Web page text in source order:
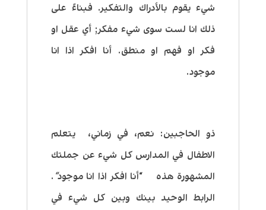
شيء يقوم بالأدراك والتفكير. فبناءً على
ذلك انا لست سوى شيء مفكر; أي عقل او
فكر او فهم او منطق. أنا افكر اذا انا
موجود.
ذو الحاجبين: نعم، في زماني، يتعلم
الاطفال في المدارس كل شيء عن جملتك
المشهورة هذه “أنا افكر اذا انا موجود“
.
الرابط الوحيد بينك وبين كل شيء في